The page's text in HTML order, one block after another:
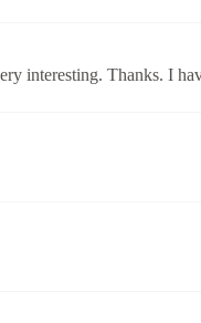
interesting. Thanks. I